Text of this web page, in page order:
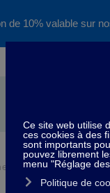
de 10% valable sur
Méthodes